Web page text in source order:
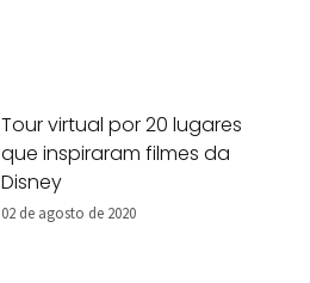
Tour virtual por 20 lugares
que inspiraram filmes da
Disney
02 de agosto de 2020